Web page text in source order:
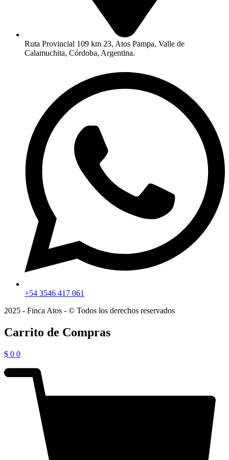
Ruta Provincial 109 km 23, Atos Pampa, Valle de
Calamuchita, Córdoba, Argentina.
+54 3546 417 061
2025 - Finca Atos - © Todos los derechos reservados
Carrito de Compras
$ 0 0